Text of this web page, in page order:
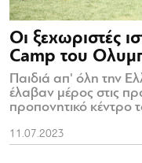
Οι ξεχωριστές
Camp του
Παιδιά απ' όλη την
έλαβαν μέρος στις
προπονητικό κέντρο
11.07.2023